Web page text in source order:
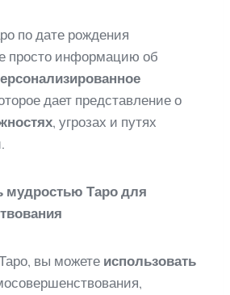
по дате рождения
просто информацию об
дает представление о
, угрозах и путях
мудростью Таро для
вы можете использовать